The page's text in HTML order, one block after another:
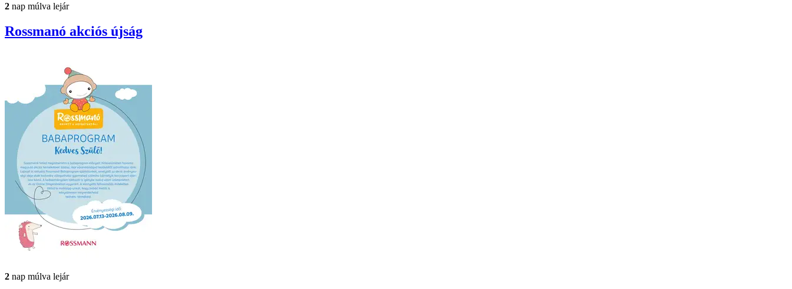
2 nap múlva lejár
Rossmanó akciós újság
2 nap múlva lejár